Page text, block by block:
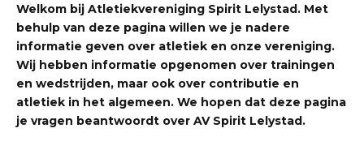
Welkom bij Atletiekvereniging Spirit Lelystad. Met
behulp van deze pagina willen we je nadere
informatie geven over atletiek en onze vereniging.
Wij hebben informatie opgenomen over trainingen
en wedstrijden, maar ook over contributie en
atletiek in het algemeen. We hopen dat deze pagina
je vragen beantwoordt over AV Spirit Lelystad.